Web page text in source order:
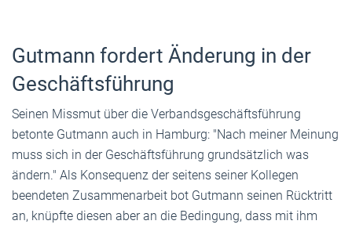
Gutmann fordert Änderung in der
Geschäftsführung
Seinen Missmut über die Verbandsgeschäftsführung
betonte Gutmann auch in Hamburg: "Nach meiner Meinung
muss sich in der Geschäftsführung grundsätzlich was
ändern." Als Konsequenz der seitens seiner Kollegen
beendeten Zusammenarbeit bot Gutmann seinen Rücktritt
an, knüpfte diesen aber an die Bedingung, dass mit ihm